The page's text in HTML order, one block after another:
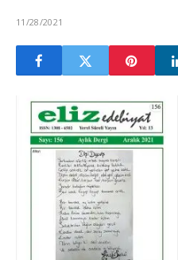
11/28/2021